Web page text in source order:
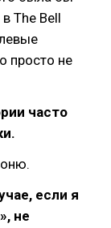
The Bell
просто не
часто
если я
не